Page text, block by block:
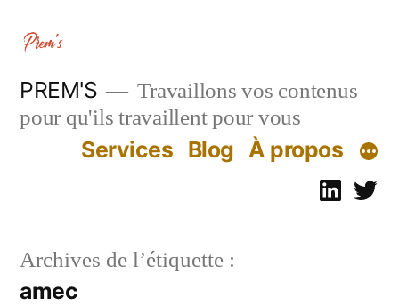
contenu
PREM'S
Travaillons vos contenus
pour qu'ils travaillent pour vous
Services Blog À propos
Archives de l’étiquette :
amec